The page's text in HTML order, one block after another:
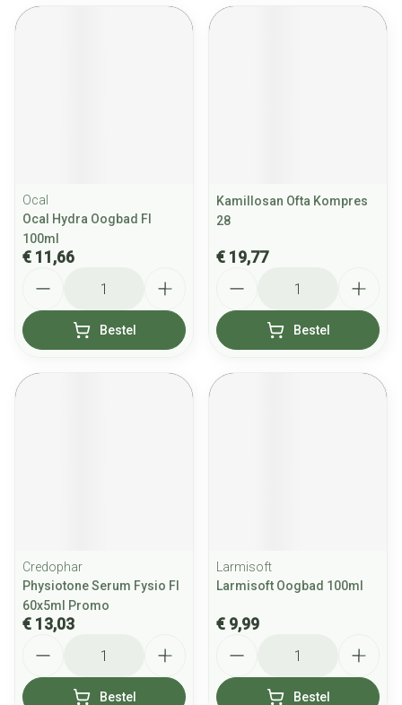
Ocal
Ocal Hydra Oogbad Fl
100ml
€ 11,66
Bestel
Kamillosan Ofta Kompres
28
€ 19,77
Bestel
Credophar
Physiotone Serum Fysio Fl
60x5ml Promo
€ 13,03
Bestel
Larmisoft
Larmisoft Oogbad 100ml
€ 9,99
Bestel